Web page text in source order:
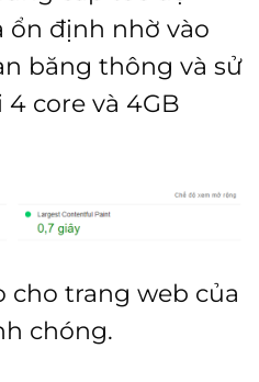
ổn định nhờ vào
băng thông và sử
core và 4GB
cho trang web của
chóng.